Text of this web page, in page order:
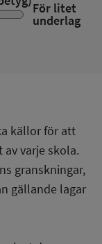
För litet
underlag
källor för att
varje skola.
granskningar,
gällande lagar